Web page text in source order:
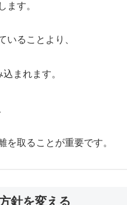
ます。
いることより、
込まれます。
を取ることが重要です。
針を変える